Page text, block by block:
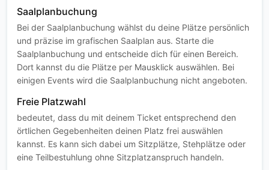
Saalplanbuchung
Bei der Saalplanbuchung wählst du deine Plätze persönlich
und präzise im grafischen Saalplan aus. Starte die
Saalplanbuchung und entscheide dich für einen Bereich.
Dort kannst du die Plätze per Mausklick auswählen. Bei
einigen Events wird die Saalplanbuchung nicht angeboten.
Freie Platzwahl
bedeutet, dass du mit deinem Ticket entsprechend den
örtlichen Gegebenheiten deinen Platz frei auswählen
kannst. Es kann sich dabei um Sitzplätze, Stehplätze oder
eine Teilbestuhlung ohne Sitzplatzanspruch handeln.